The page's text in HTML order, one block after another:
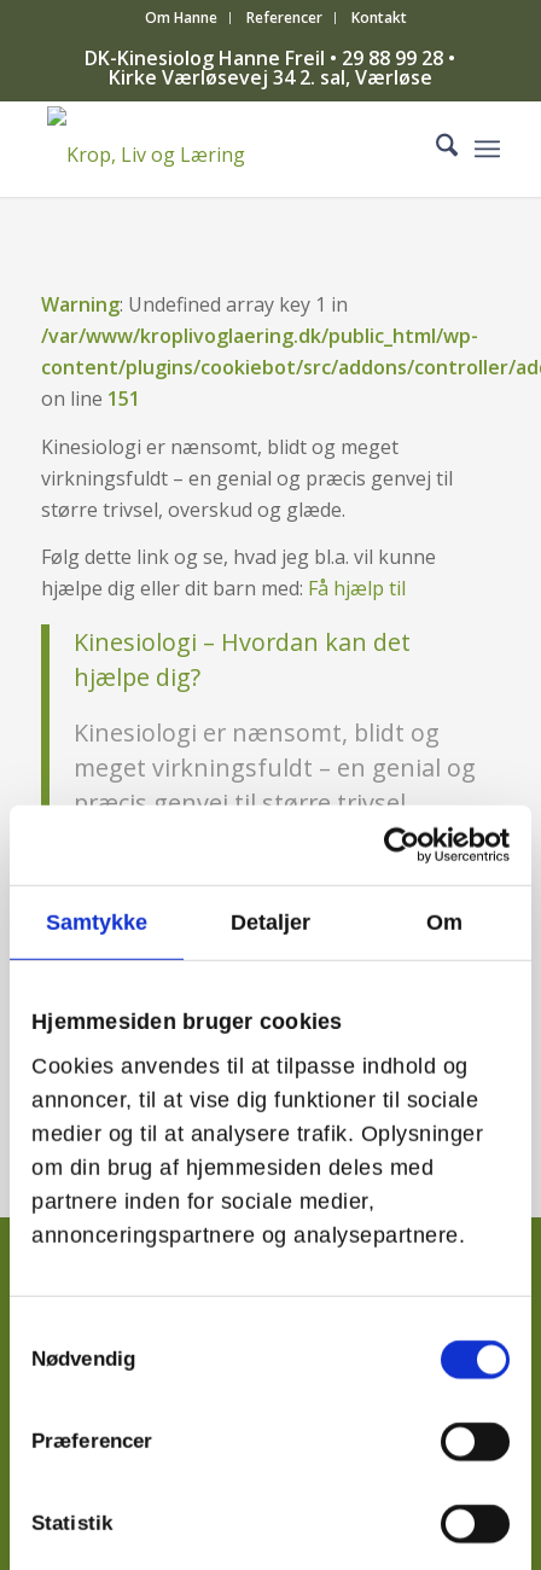
Samtykke Detaljer Om
Hjemmesiden bruger cookies
Cookies anvendes til at tilpasse indhold og
annoncer, til at vise dig funktioner til sociale
medier og til at analysere trafik. Oplysninger
om din brug af hjemmesiden deles med
partnere inden for sociale medier,
annonceringspartnere og analysepartnere.
Nødvendig
Præferencer
Statistik
Om Hanne Referencer Kontakt
DK-Kinesiolog Hanne Freil • 29 88 99 28 •
Kirke Værløsevej 34 2. sal, Værløse
Warning: Undefined array key 1 in
/var/www/kroplivoglaering.dk/public_html/wp-
content/plugins/cookiebot/src/addons/controller/
on line 151
Kinesiologi er nænsomt, blidt og meget
virkningsfuldt – en genial og præcis genvej til
større trivsel, overskud og glæde.
Følg dette link og se, hvad jeg bl.a. vil kunne
hjælpe dig eller dit barn med: Få hjælp til
Kinesiologi – Hvordan kan det
hjælpe dig?
Kinesiologi er nænsomt, blidt og
meget virkningsfuldt – en genial og
præcis genvej til større trivsel,
overskud og glæde.Følg dette link
hjælpe dig eller dit barn med:
https://www.kroplivoglaering.dk/faa-
Slået op afKrop, Liv og Læring
Søndag den 16. februar 2020
KROP, LIV OG LÆRING
Hanne Freil hjælper børn og voksne via Kinesiologi